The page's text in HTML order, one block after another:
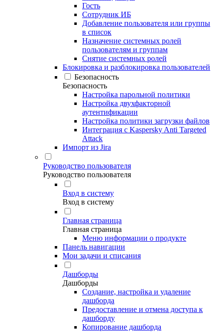
Гость
Сотрудник ИБ
Добавление пользователя или группы
в список
Назначение системных ролей
пользователям и группам
Снятие системных ролей
Блокировка и разблокировка пользователей
Безопасность
Безопасность
Настройка парольной политики
Настройка двухфакторной
аутентификации
Настройка политики загрузки файлов
Интеграция с Kaspersky Anti Targeted
Attack
Импорт из Jira
Руководство пользователя
Руководство пользователя
Вход в систему
Вход в систему
Главная страница
Главная страница
Меню информации о продукте
Панель навигации
Мои задачи и списания
Дашборды
Дашборды
Создание, настройка и удаление
дашборда
Предоставление и отмена доступа к
дашборду
Копирование дашборда